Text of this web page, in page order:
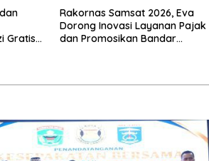
Gratis,
Rakornas Samsat 2026, Eva
Dorong Inovasi Layanan Pajak
dan Promosikan Bandar